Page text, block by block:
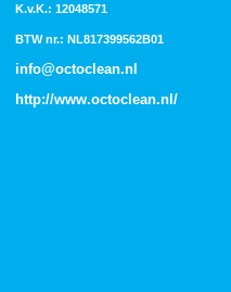
K.v.K.: 12048571
BTW nr.: NL817399562B01
info@octoclean.nl
http://www.octoclean.nl /